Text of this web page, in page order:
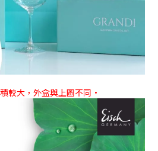
較大，外盒與上圖不同•